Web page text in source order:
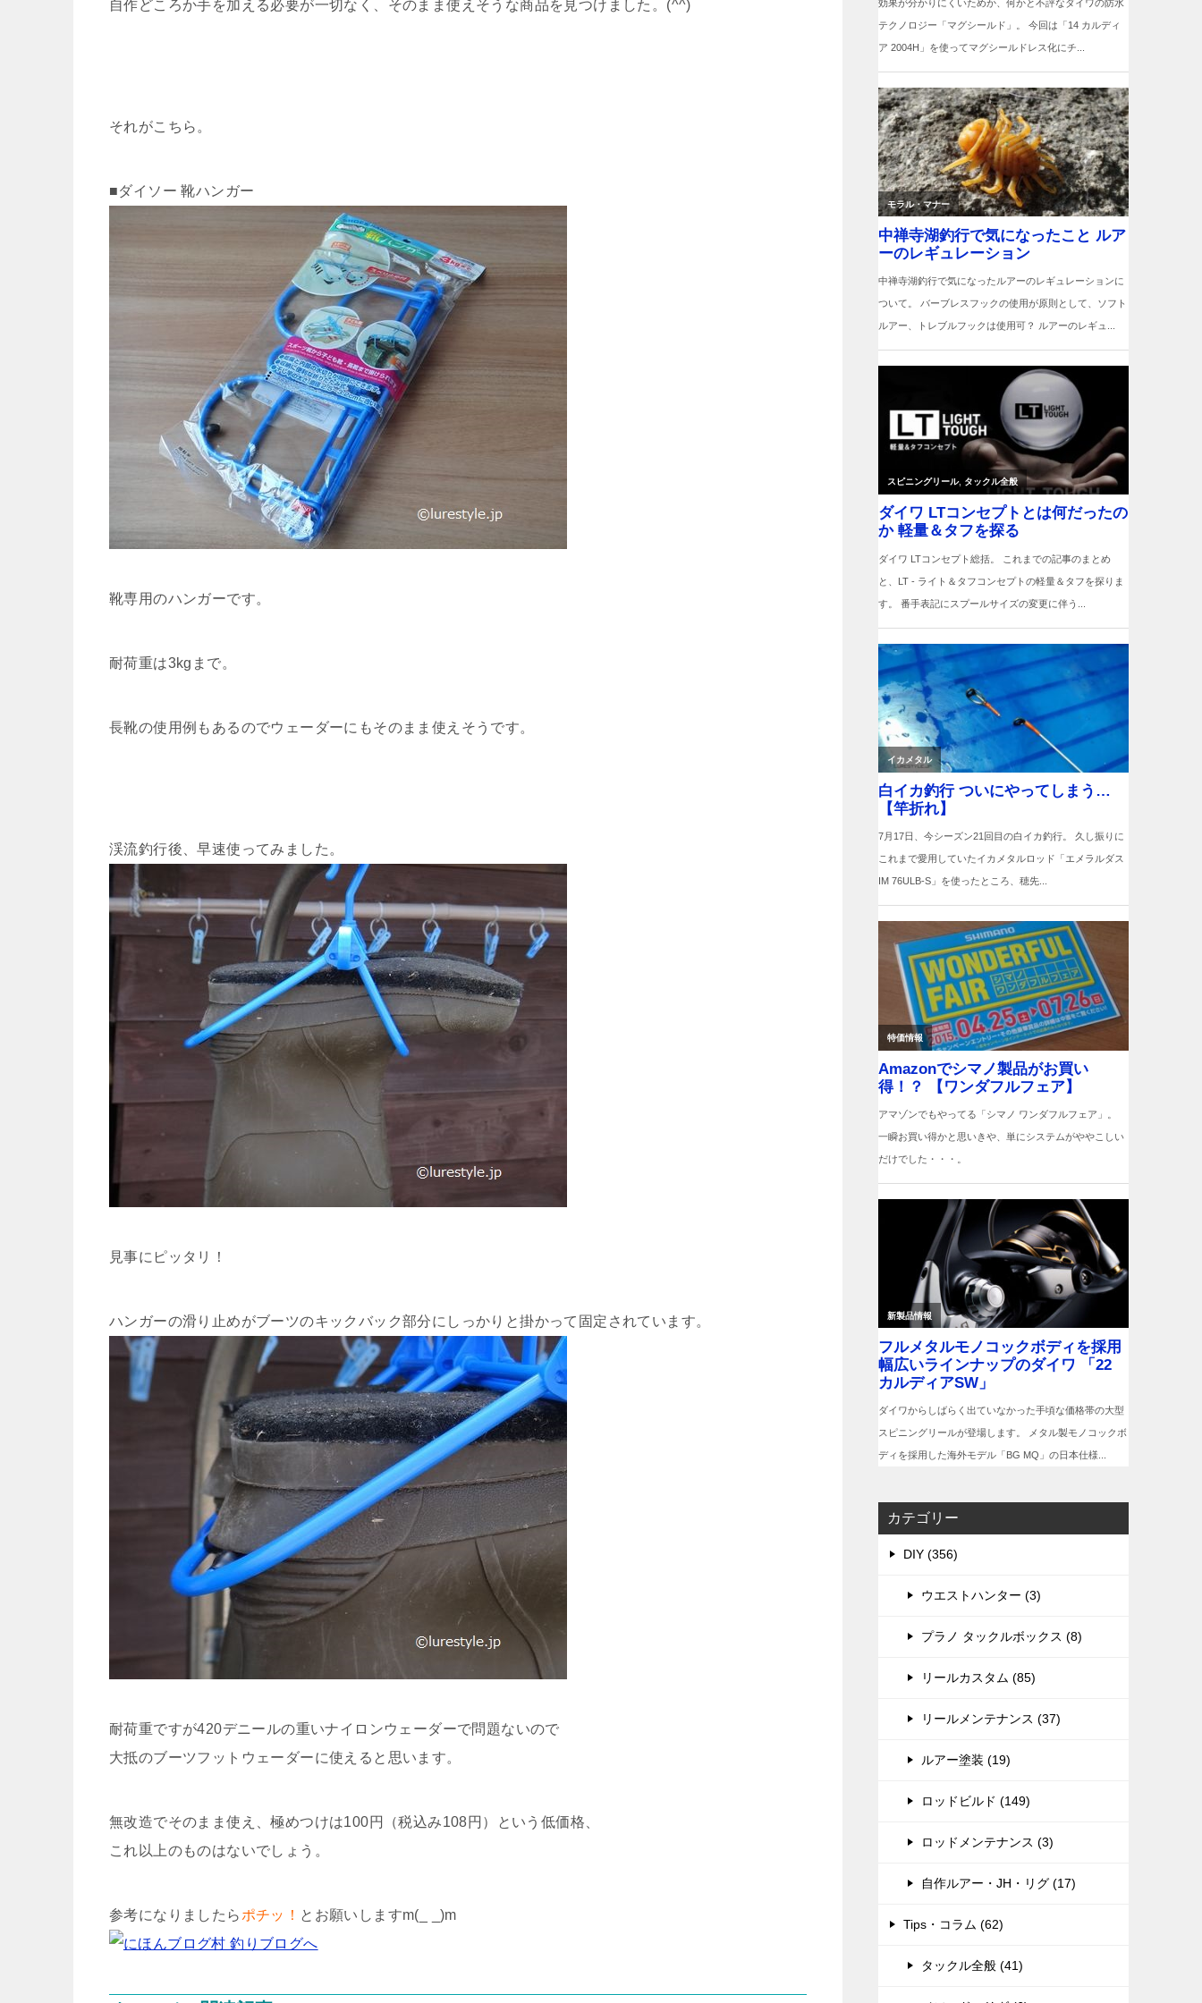
自作どころか手を加える必要が一切なく、そのまま使えそうな商品を見つけました。(^^)
それがこちら。
■ダイソー 靴ハンガー
靴専用のハンガーです。
耐荷重は3kgまで。
長靴の使用例もあるのでウェーダーにもそのまま使えそうです。
渓流釣行後、早速使ってみました。
見事にピッタリ！
ハンガーの滑り止めがブーツのキックバック部分にしっかりと掛かって固定されています。
耐荷重ですが420デニールの重いナイロンウェーダーで問題ないので
大抵のブーツフットウェーダーに使えると思います。
無改造でそのまま使え、極めつけは100円（税込み108円）という低価格、
これ以上のものはないでしょう。
参考になりましたら ポチッ！ とお願いしますm(_ _)m
カテゴリー
DIY (356)
ウエストハンター (3)
プラノ タックルボックス (8)
リールカスタム (85)
リールメンテナンス (37)
ルアー塗装 (19)
ロッドビルド (149)
ロッドメンテナンス (3)
自作ルアー・JH・リグ (17)
Tips・コラム (62)
タックル全般 (41)